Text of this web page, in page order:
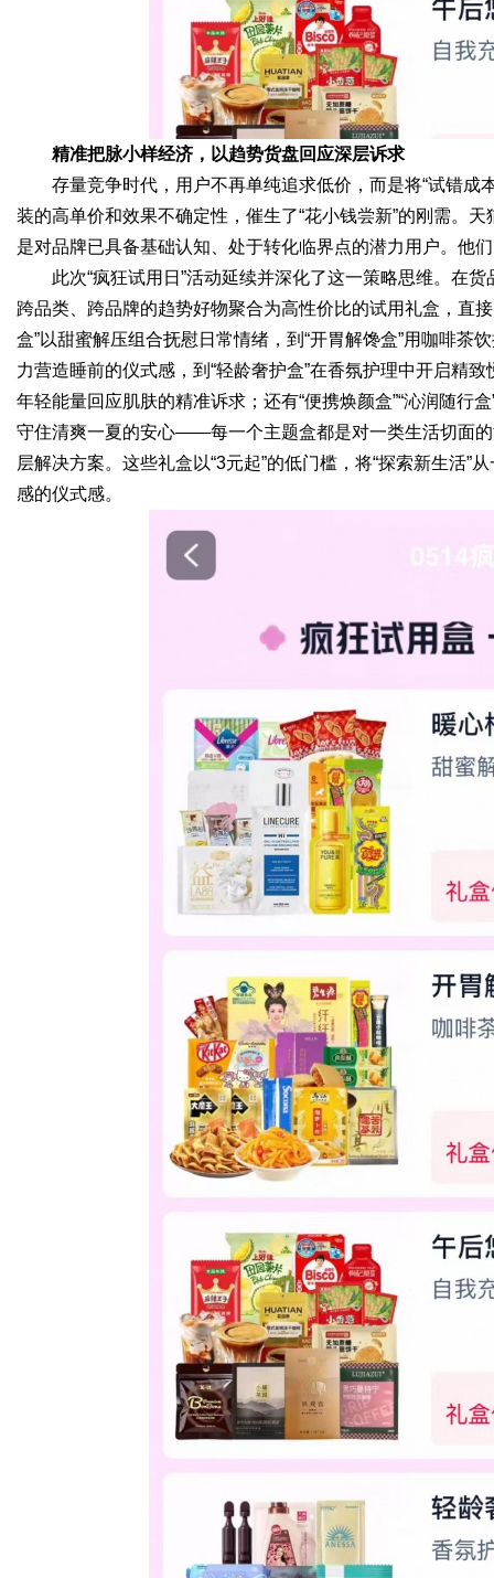
精准把脉小样经济，以趋势货盘回应深层诉求
存量竞争时代，用户不再单纯追求低价，而是将“试错成
装的高单价和效果不确定性，催生了“花小钱尝新”的刚需。
是对品牌已具备基础认知、处于转化临界点的潜力用户。他
此次“疯狂试用日”活动延续并深化了这一策略思维。在
跨品类、跨品牌的趋势好物聚合为高性价比的试用礼盒，直
盒”以甜蜜解压组合抚慰日常情绪，到“开胃解馋盒”用咖啡茶
力营造睡前的仪式感，到“轻龄奢护盒”在香氛护理中开启精致
年轻能量回应肌肤的精准诉求；还有“便携焕颜盒”“沁润随行
守住清爽一夏的安心——每一个主题盒都是对一类生活切面
层解决方案。这些礼盒以“3元起”的低门槛，将“探索新生活
感的仪式感。